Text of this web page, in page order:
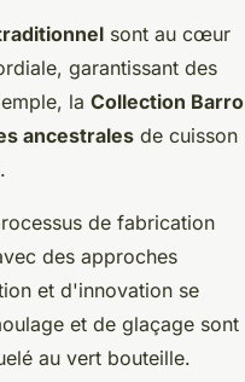
sont au cœur
garantissant des
la Collection Barro
ancestrales de cuisson
de fabrication
des approches
et d'innovation se
et de glaçage sont
au vert bouteille.